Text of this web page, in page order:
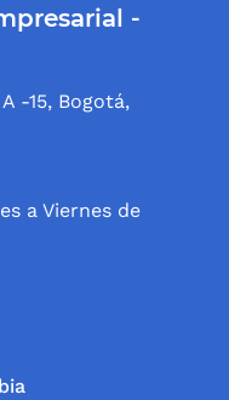
-
-15, Bogotá,
a Viernes de